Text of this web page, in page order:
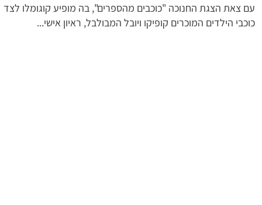
עם צאת הצגת החנוכה "כוכבים מהספרים", בה מופיע קוגומלו לצד
כוכבי הילדים המוכרים קופיקו ויובל המבולבל, ראיון אישי...